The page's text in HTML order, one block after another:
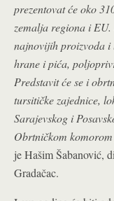
prezentovat će oko
zemalja regiona i
najnovijih proizvoda i
hrane i pića,
Predstavit će se i
tursitičke zajednice,
Sarajevskog i
Obrtničkom
je Hašim Šabanović,
Gradačac.